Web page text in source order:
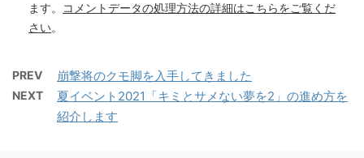
ます。
コメントデータの処理方法の詳細はこちらをご覧くだ
さい。
PREV 崩撃将のクモ脚を入手してきました
NEXT
夏イベント2021「キミとサメない夢を2」の進め方を
紹介します